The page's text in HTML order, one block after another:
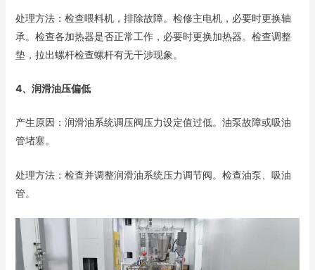
处理方法：检查喂料机，排除故障。检修主电机，必要时更换轴
承。检查各加热器是否正常工作，必要时更换加热器。检查调整
垫，拉出螺杆检查螺杆有无干涉现象。
4、润滑油压偏低
产生原因：润滑油系统调压阀压力设定值过低。油泵故障或吸油
管堵塞。
处理方法：检查并调整润滑油系统压力调节阀。检查油泵、吸油
管。